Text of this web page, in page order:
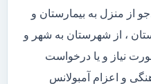
از منزل به بیمارستان و
، از شهرستان به شهر و
نیاز و یا درخواست
و اعزام آمبولانس